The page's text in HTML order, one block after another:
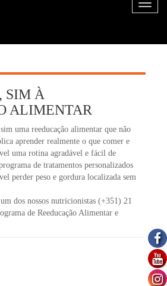
Toggle
SIM À
ALIMENTAR
uma reeducação alimentar que não
aprender realmente o que comer e
uma rotina agradável e fácil de
de tratamentos personalizados
perder peso e gordura localizada sem
dos nossos nutricionistas (+351) 21
de Reeducação Alimentar e